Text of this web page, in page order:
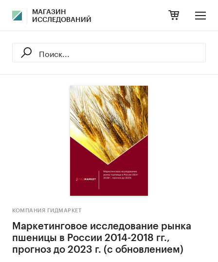
МАГАЗИН
ИССЛЕДОВАНИЙ
КОМПАНИЯ ГИДМАРКЕТ
Маркетинговое исследование рынка
пшеницы в России 2014-2018 гг.,
прогноз до 2023 г. (с обновлением)